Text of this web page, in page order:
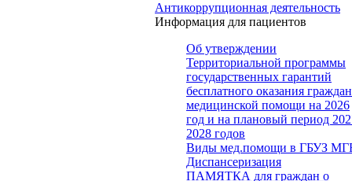
Антикоррупционная деятельность
Информация для пациентов
Об утверждении
Территориальной программы
государственных гарантий
бесплатного оказания
медицинской помощи на 2026
год и на плановый период
2028 годов
Виды мед.помощи в ГБУЗ
Диспансеризация
ПАМЯТКА для граждан о